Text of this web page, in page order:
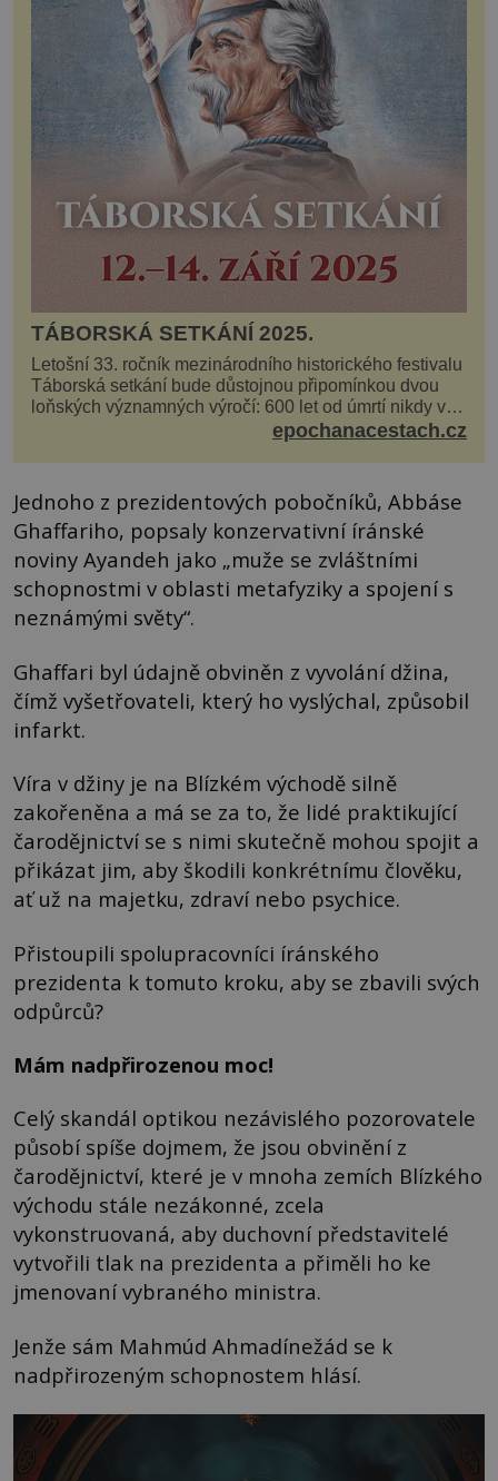
TÁBORSKÁ SETKÁNÍ 2025.
Letošní 33. ročník mezinárodního historického festivalu
Táborská setkání bude důstojnou připomínkou dvou
loňských významných výročí: 600 let od úmrtí nikdy v
poli neporaženého hejtmana Jana Žižky z Tr...
epochanacestach.cz
Jednoho z prezidentových pobočníků, Abbáse
Ghaffariho, popsaly konzervativní íránské
noviny Ayandeh jako „muže se zvláštními
schopnostmi v oblasti metafyziky a spojení s
neznámými světy“.
Ghaffari byl údajně obviněn z vyvolání džina,
čímž vyšetřovateli, který ho vyslýchal, způsobil
infarkt.
Víra v džiny je na Blízkém východě silně
zakořeněna a má se za to, že lidé praktikující
čarodějnictví se s nimi skutečně mohou spojit a
přikázat jim, aby škodili konkrétnímu člověku,
ať už na majetku, zdraví nebo psychice.
Přistoupili spolupracovníci íránského
prezidenta k tomuto kroku, aby se zbavili svých
odpůrců?
Mám nadpřirozenou moc!
Celý skandál optikou nezávislého pozorovatele
působí spíše dojmem, že jsou obvinění z
čarodějnictví, které je v mnoha zemích Blízkého
východu stále nezákonné, zcela
vykonstruovaná, aby duchovní představitelé
vytvořili tlak na prezidenta a přiměli ho ke
jmenovaní vybraného ministra.
Jenže sám Mahmúd Ahmadínežád se k
nadpřirozeným schopnostem hlásí.